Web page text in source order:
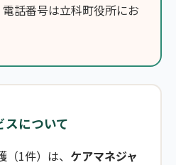
話番号は立科町役所にお
スについて
1件）は、 ケアマネジャ